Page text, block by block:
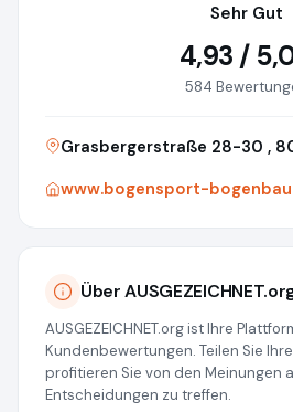
Sehr Gut
4,93 /
584
Grasbergerstraße 28-30 ,
www.bogensport-
Über
AUSGEZEICHNET.org ist Ihre
Kundenbewertungen. Teilen Sie
profitieren Sie von den Meinungen
Entscheidungen zu treffen.